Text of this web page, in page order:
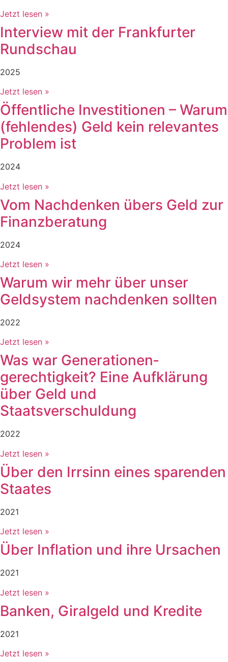
Jetzt lesen »
Interview mit der Frankfurter
Rundschau
2025
Jetzt lesen »
Öffentliche Investitionen – Warum
(fehlendes) Geld kein relevantes
Problem ist
2024
Jetzt lesen »
Vom Nachdenken übers Geld zur
Finanzberatung
2024
Jetzt lesen »
Warum wir mehr über unser
Geldsystem nachdenken sollten
2022
Jetzt lesen »
Was war Generationen­
gerechtigkeit? Eine Aufklärung
über Geld und
Staatsverschuldung
2022
Jetzt lesen »
Über den Irrsinn eines sparenden
Staates
2021
Jetzt lesen »
Über Inflation und ihre Ursachen
2021
Jetzt lesen »
Banken, Giralgeld und Kredite
2021
Jetzt lesen »